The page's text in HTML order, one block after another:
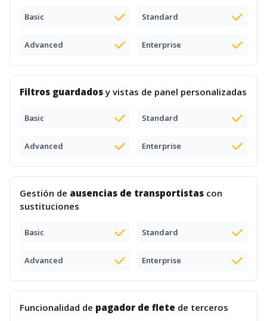
Basic Standard
Advanced Enterprise
Filtros guardadosy vistas de panel personalizadas
Basic Standard
Advanced Enterprise
Gestión de ausencias de transportistas con
sustituciones
Basic Standard
Advanced Enterprise
Funcionalidad de pagador de flete de terceros